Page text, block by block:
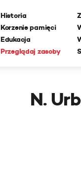
Historia
Korzenie pamięci
Edukacja
Przeglądaj zasoby
N.